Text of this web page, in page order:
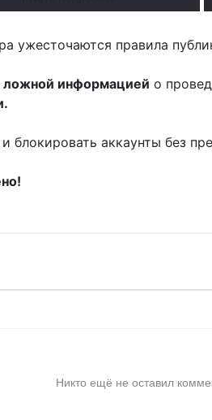
ужесточаются правила
ложной информацией о
аккаунты без
Никто ещё не оставил